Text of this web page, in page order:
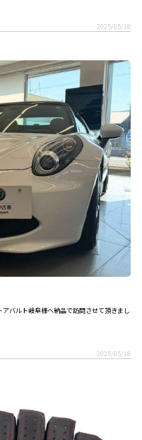
2025/05/18
アバルト岐阜様へ納品で訪問させて頂きまし
2025/05/18